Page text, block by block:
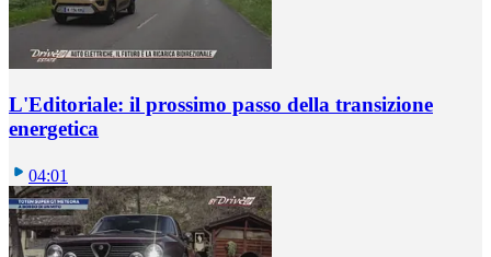
L'Editoriale: il prossimo passo della transizione
energetica
04:01